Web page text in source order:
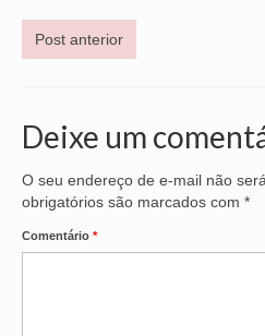
Post anterior
Deixe um
O seu endereço de e-mail não
obrigatórios são marcados com *
Comentário *